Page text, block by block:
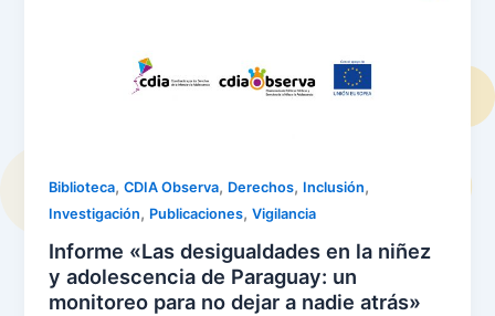
Biblioteca,CDIA Observa, Derechos, Inclusión,
Investigación, Publicaciones,Vigilancia
Informe «Las desigualdades en la niñez
y adolescencia de Paraguay: un
monitoreo para no dejar a nadie atrás»